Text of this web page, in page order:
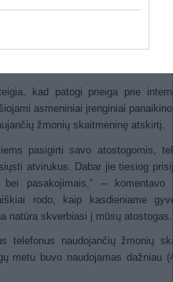
ir nešiojamąjį kompiuterį šiandien
kaip ir nepamiršti kremo nuo
kad patogi prieiga prie
asmeniniai įrenginiai
žmonių skaitmeninę atskirtį.
pasigirti savo atostogomis,
atvirukus. Dabar jie tiesiog
pasakojimais,“ – komentavo
rodo, kaip kasdieniame
natūra skverbiasi į mūsų
telefonus naudojančių žmonių
metu buvo naudojamas dažniau